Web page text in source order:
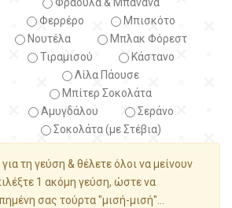
Φερρέρο
Μπισκότο
Νουτέλα
Μπλακ Φόρεστ
Τιραμισού
Κάστανο
Λίλα Πάουσε
Μπίτερ Σοκολάτα
Αμυγδάλου
Σεράνο
Σοκολάτα (με Στέβια)
τη γεύση & θέλετε όλοι να μείνουν
1 ακόμη γεύση, ώστε να
σας τούρτα "μισή-μισή"...